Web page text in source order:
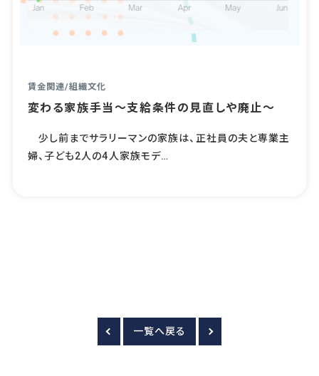
賃金関連/組織文化
変わる家族手当～支給条件の見直しや廃止～
少し前までサラリーマンの家族は、正社員の夫と専業主
婦、子ども2人の4人家族モデ…
一覧へ戻る